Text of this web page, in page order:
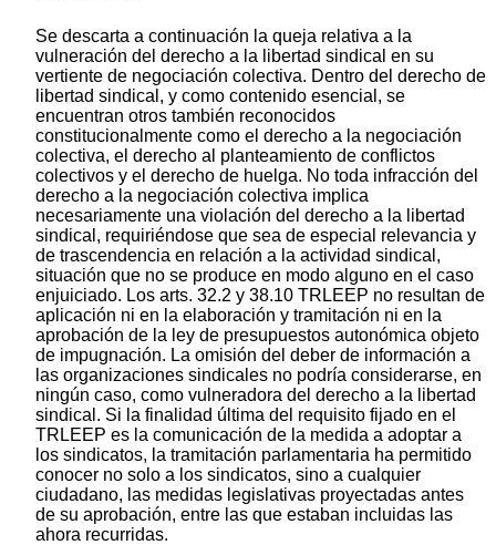
Se descarta a continuación la queja relativa a la
vulneración del derecho a la libertad sindical en su
vertiente de negociación colectiva. Dentro del derecho de
libertad sindical, y como contenido esencial, se
encuentran otros también reconocidos
constitucionalmente como el derecho a la negociación
colectiva, el derecho al planteamiento de conflictos
colectivos y el derecho de huelga. No toda infracción del
derecho a la negociación colectiva implica
necesariamente una violación del derecho a la libertad
sindical, requiriéndose que sea de especial relevancia y
de trascendencia en relación a la actividad sindical,
situación que no se produce en modo alguno en el caso
enjuiciado. Los arts. 32.2 y 38.10 TRLEEP no resultan de
aplicación ni en la elaboración y tramitación ni en la
aprobación de la ley de presupuestos autonómica objeto
de impugnación. La omisión del deber de información a
las organizaciones sindicales no podría considerarse, en
ningún caso, como vulneradora del derecho a la libertad
sindical. Si la finalidad última del requisito fijado en el
TRLEEP es la comunicación de la medida a adoptar a
los sindicatos, la tramitación parlamentaria ha permitido
conocer no solo a los sindicatos, sino a cualquier
ciudadano, las medidas legislativas proyectadas antes
de su aprobación, entre las que estaban incluidas las
ahora recurridas.